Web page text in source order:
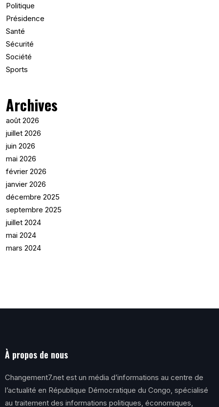
Politique
Présidence
Santé
Sécurité
Société
Sports
Archives
août 2026
juillet 2026
juin 2026
mai 2026
février 2026
janvier 2026
décembre 2025
septembre 2025
juillet 2024
mai 2024
mars 2024
À propos de nous
Changement7.net est un média d’informations au centre de
l’actualité en République Démocratique du Congo, spécialisé
au traitement des informations politiques, économiques,